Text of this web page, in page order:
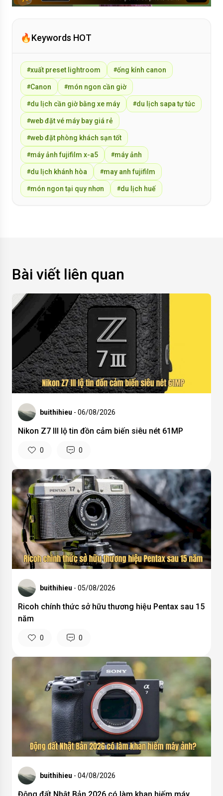
🔥Keywords HOT
#xuất preset lightroom #ống kính canon
#Canon #món ngon cần giờ
#du lịch cần giờ bằng xe máy #du lịch sapa tự túc
#web đặt vé máy bay giá rẻ
#web đặt phòng khách sạn tốt
#máy ảnh fujifilm x-a5 #máy ảnh
#du lịch khánh hòa #may anh fujifilm
#món ngon tại quy nhơn #du lịch huế
Bài viết liên quan
buithihieu - 06/08/2026
Nikon Z7 III lộ tin đồn cảm biến siêu nét 61MP
0 0
buithihieu - 05/08/2026
Ricoh chính thức sở hữu thương hiệu Pentax sau 15
năm
0 0
buithihieu - 04/08/2026
Động đất Nhật Bản 2026 có làm khan hiếm máy